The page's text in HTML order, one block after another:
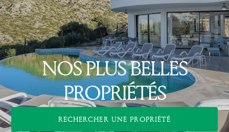
NOS PLUS BELLES
PROPRIÉTÉS
RECHERCHER UNE PROPRIÉTÉ